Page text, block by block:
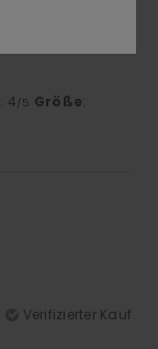
: 4/5 Größe:
Verifizierter Kauf